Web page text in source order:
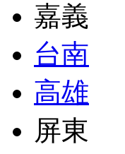
嘉義
台南
高雄
屏東